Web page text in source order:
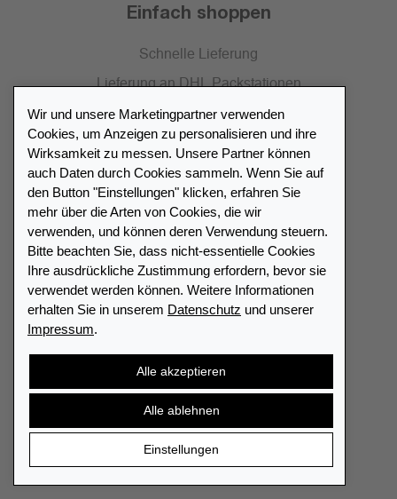
Einfach shoppen
Schnelle Lieferung
Lieferung an DHL Packstationen
24h-Express-Zustellung
Versandkostenpauschalen
Unternehmen
Service
Über uns
Karriere
Katalog
Wir und unsere Marketingpartner verwenden
Cookies, um Anzeigen zu personalisieren und ihre
Wirksamkeit zu messen. Unsere Partner können
auch Daten durch Cookies sammeln. Wenn Sie auf
den Button "Einstellungen" klicken, erfahren Sie
mehr über die Arten von Cookies, die wir
verwenden, und können deren Verwendung steuern.
Bitte beachten Sie, dass nicht-essentielle Cookies
Ihre ausdrückliche Zustimmung erfordern, bevor sie
verwendet werden können. Weitere Informationen
erhalten Sie in unserem Datenschutz und unserer
Impressum.
Alle akzeptieren
Alle ablehnen
Einstellungen